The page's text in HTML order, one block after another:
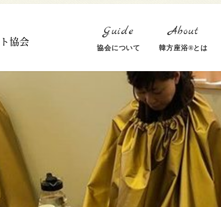
協会について 韓方座浴®とは